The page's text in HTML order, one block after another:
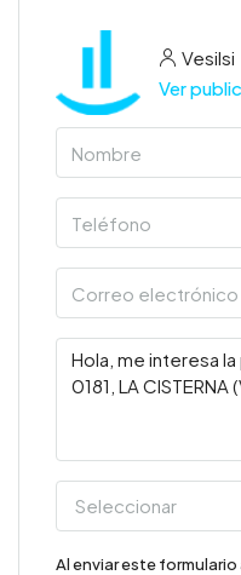
Vesilsi
Ver
Seleccionar
Al enviar este